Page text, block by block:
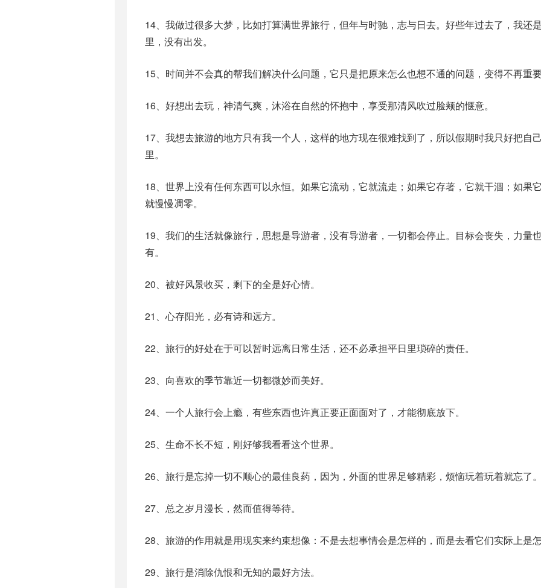
14、我做过很多大梦，比如打算满世界旅行，但年与时驰，志与日去。好些年过去了，我还
里，没有出发。
15、时间并不会真的帮我们解决什么问题，它只是把原来怎么也想不通的问题，变得不再重要
16、好想出去玩，神清气爽，沐浴在自然的怀抱中，享受那清风吹过脸颊的惬意。
17、我想去旅游的地方只有我一个人，这样的地方现在很难找到了，所以假期时我只好把自
里。
18、世界上没有任何东西可以永恒。如果它流动，它就流走；如果它存著，它就干涸；如果
就慢慢凋零。
19、我们的生活就像旅行，思想是导游者，没有导游者，一切都会停止。目标会丧失，力量
有。
20、被好风景收买，剩下的全是好心情。
21、心存阳光，必有诗和远方。
22、旅行的好处在于可以暂时远离日常生活，还不必承担平日里琐碎的责任。
23、向喜欢的季节靠近一切都微妙而美好。
24、一个人旅行会上瘾，有些东西也许真正要正面面对了，才能彻底放下。
25、生命不长不短，刚好够我看看这个世界。
26、旅行是忘掉一切不顺心的最佳良药，因为，外面的世界足够精彩，烦恼玩着玩着就忘了。
27、总之岁月漫长，然而值得等待。
28、旅游的作用就是用现实来约束想像：不是去想事情会是怎样的，而是去看它们实际上是怎
29、旅行是消除仇恨和无知的最好方法。